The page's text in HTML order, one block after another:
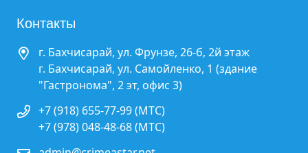
Контакты
г. Бахчисарай, ул. Фрунзе, 26-б, 2й этаж
г. Бахчисарай, ул. Самойленко, 1 (здание
"Гастронома", 2 эт, офис 3)
+7 (918) 655-77-99 (МТС)
+7 (978) 048-48-68 (МТС)